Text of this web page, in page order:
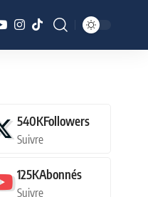
540KFollowers
Suivre
125KAbonnés
Suivre